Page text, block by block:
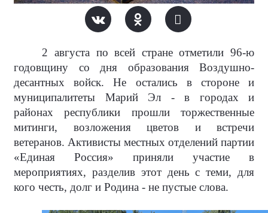
2 августа по всей стране отметили 96-ю
годовщину со дня образования Воздушно-
десантных войск. Не остались в стороне и
муниципалитеты Марий Эл - в городах и
районах республики прошли торжественные
митинги, возложения цветов и встречи
ветеранов. Активисты местных отделений партии
«Единая Россия» приняли участие в
мероприятиях, разделив этот день с теми, для
кого честь, долг и Родина - не пустые слова.